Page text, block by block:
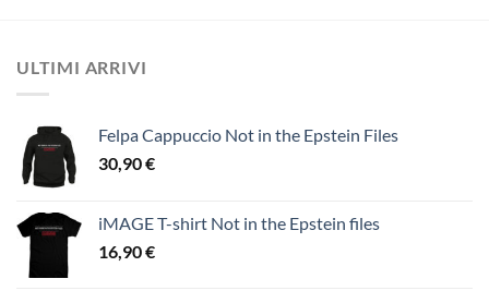
ULTIMI ARRIVI
Felpa Cappuccio Not in the Epstein Files
30,90€
iMAGE T-shirt Not in the Epstein files
16,90€